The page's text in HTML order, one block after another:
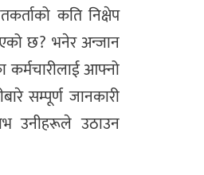
कति निक्षेप
छ? भनेर अन्जान
कर्मचारीलाई आफ्नो
सम्पूर्ण जानकारी
उनीहरूले उठाउन